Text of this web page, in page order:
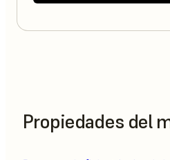
Propiedades del